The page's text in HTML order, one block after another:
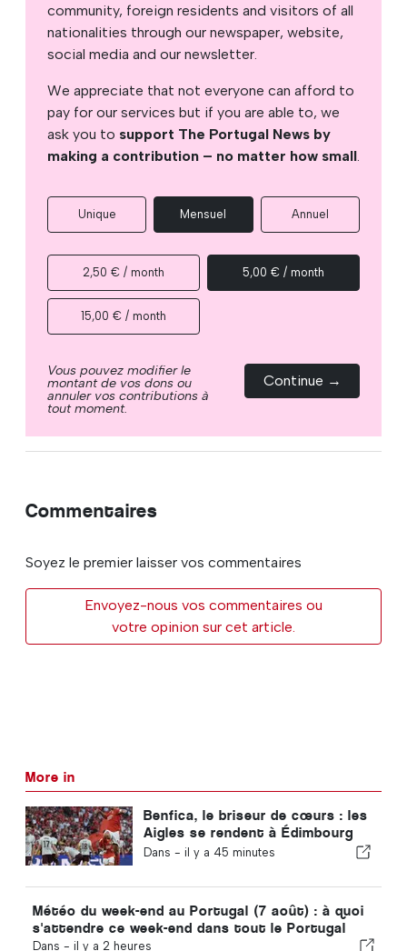
community, foreign residents and visitors of all
nationalities through our newspaper, website,
social media and our newsletter.
We appreciate that not everyone can afford to
pay for our services but if you are able to, we
ask you to support The Portugal News by
making a contribution – no matter how small.
Unique Mensuel Annuel
2,50 € / month 5,00 € / month
15,00 € / month
Vous pouvez modifier le
montant de vos dons ou
annuler vos contributions à
tout moment.
Continue →
Commentaires
Soyez le premier laisser vos commentaires
Envoyez-nous vos commentaires ou
votre opinion sur cet article.
More in
Benfica, le briseur de cœurs : les
Aigles se rendent à Édimbourg
avec un pied déjà qualifié pour le
Dans - il y a 45 minutes
Météo du week-end au Portugal (7 août) : à quoi
s'attendre ce week-end dans tout le Portugal
Dans - il y a 2 heures